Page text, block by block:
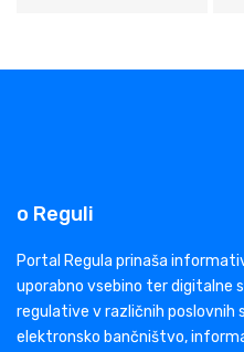
o Reguli
Portal Regula prinaša
uporabno vsebino ter digitalne
regulative v različnih poslovnih
elektronsko bančništvo,